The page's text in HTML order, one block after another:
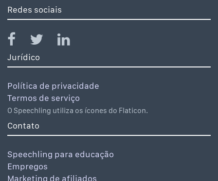
Redes sociais
Jurídico
Política de privacidade
Termos de serviço
O Speechling utiliza os ícones do Flaticon.
Contato
Speechling para educação
Empregos
Marketing de afiliados